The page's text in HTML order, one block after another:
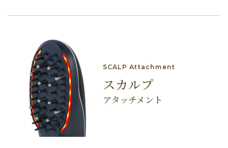
SCALP Attachment
スカルプ
アタッチメント